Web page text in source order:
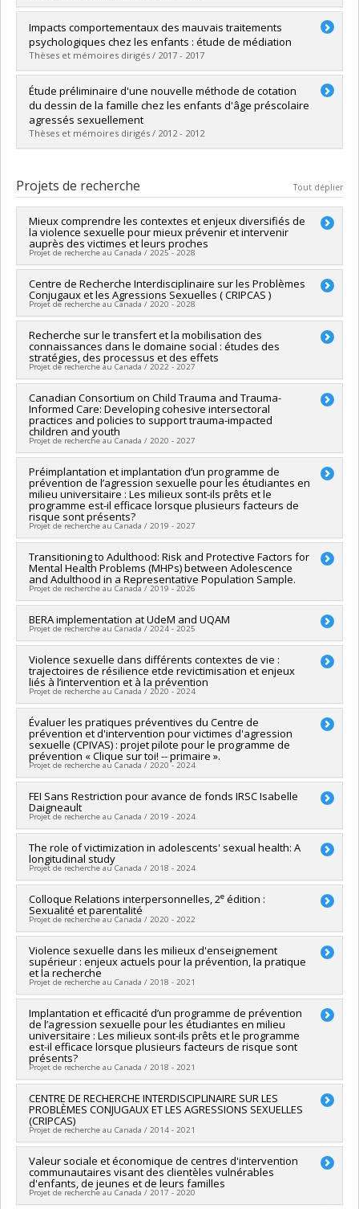
Lien vers le document dans Papyrus
Diplômé(e) :Alie Poirier, Alexane
Cycle :Doctorat
Diplôme obtenu :D. Psy.
Lien vers le document dans Papyrus
Impacts comportementaux des mauvais traitements
psychologiques chez les enfants : étude de médiation
Thèses et mémoires dirigés / 2017 - 2017
Diplômé(e) :Dupré, Marie-Pier
Cycle :Maîtrise
Diplôme obtenu :M. Sc.
Lien vers le document dans Papyrus
Étude préliminaire d'une nouvelle méthode de cotation
du dessin de la famille chez les enfants d'âge préscolaire
agressés sexuellement
Thèses et mémoires dirigés / 2012 - 2012
Cycle : Doctorat
Diplôme obtenu :D. Psy.
Lien vers le document dans Papyrus
Projets de recherche Tout déplier
Mieux comprendre les contextes et enjeux diversifiés de
la violence sexuelle pour mieux prévenir et intervenir
auprès des victimes et leurs proches
Projet de recherche au Canada / 2025 - 2028
Chercheur principal : Martine Hébert
Co-chercheurs : Isabelle Daigneault
Sources de financement :
Programmes de subvention :PVXXXXXX-(SE) Programme
Soutien aux équipes de recherche - Stade de développement
: Renouvellement
Centre de Recherche Interdisciplinaire sur les Problèmes
Conjugaux et les Agressions Sexuelles ( CRIPCAS )
Projet de recherche au Canada / 2020 - 2028
Chercheur principal :Sophie Bergeron,Mireille Cyr
Co-chercheurs : Jean-Yves Frappier,Antonio Zadra,
Daigneault,Tania Lecomte,Katherine Péloquin
Daspe,Jacinthe Dion,Delphine Collin-Vézina,Audrey
Brassard,Heather Beth Macintosh,Yvan Lussier,Geneviève
Paquette ,Nicolas Berthelot,Stéphane Sabourin,
Hébert,Monique Tardif,Catherine Bégin,Claude Bélanger
Natacha Godbout,Mylène Fernet,
,Claudia Savard,Chiaraa PIAZZESI,Marie-Pier Vaillancourt-
Morel
,Alexa Martin Alison Paradis
Noémie Carbonneau
Sources de financement :FRQSC/Fonds de recherche du
Québec - Société et culture (FQRSC)
Programmes de subvention :PV129894-(RG) Programme
Regroupements stratégiques
Recherche sur le transfert et la mobilisation des
connaissances dans le domaine social : études des
stratégies, des processus et des effets
Projet de recherche au Canada / 2022 - 2027
Chercheur principal :Christian Dagenais
Co-chercheurs :Jean-Sébastien Fallu ,Isabelle Daigneault
Geneviève Carpentier,Lara Gautier,Martin Drapeau
Ziam,Mathieu Ouimet,Maman Abra Szidzo Joyce Dogba
Johana Monthuy-Blanc,Francois Claveau,Julie Lane,Ariane
Girard,Madeleine Lefebvre,Guillaume Fontaine
Sources de financement : FRQSC/Fonds de recherche du
Québec - Société et culture (FQRSC)
Programmes de subvention :PVXXXXXX-(SE) Programme
Soutien aux équipes de recherche - Stade de développement
: Renouvellement
Canadian Consortium on Child Trauma and Trauma-
Informed Care: Developing cohesive intersectoral
practices and policies to support trauma-impacted
children and youth
Projet de recherche au Canada / 2020 - 2027
Chercheur principal : Delphine Collin-Vézina
Co-chercheurs : Denis Lafortune,Isabelle Daigneault,
Isabelle Ouellet-Morin,Steve Geoffrion
Sources de financement :
CRSH/Conseil de recherches en
sciences humaines du Canada
Programmes de subvention :PV128152-Subvention de
partenariat
Préimplantation et implantation d’un programme de
prévention de l’agression sexuelle pour les étudiantes en
milieu universitaire : Les milieux sont-ils prêts et le
programme est-il efficace lorsque plusieurs facteurs de
risque sont présents?
Projet de recherche au Canada / 2019 - 2027
Chercheur principal :Isabelle Daigneault
Co-chercheurs :Christian Dagenais,Jacinthe Dion,Marie-
Andrée Pelland, Geneviève Paquette,Martine Hébert,
Manon Bergeron,Sylvie Parent,Charlene Senn,Karine Baril
,Lise Savoie
Sources de financement :IRSC/Instituts de recherche en
santé du Canada
Programmes de subvention :PVXXXXXX-(PJT) Subvention
Projet
Transitioning to Adulthood: Risk and Protective Factors for
Mental Health Problems (MHPs) between Adolescence
and Adulthood in a Representative Population Sample.
Projet de recherche au Canada / 2019 - 2026
Chercheur principal : Marie-Claude Geoffroy
Co-chercheurs :Richard Ernest Tremblay
Isabelle Daigneault,Isabelle Ouellet-Morin
Sources de financement :IRSC/Instituts de recherche en
santé du Canada
Programmes de subvention : PVXXXXXX-(PJT) Subvention
Projet
BERA implementation at UdeM and UQAM
Projet de recherche au Canada / 2024 - 2025
Sources de financement :University of Windsor
Programmes de subvention :
Violence sexuelle dans différents contextes de vie :
trajectoires de résilience etde revictimisation et enjeux
liés à l’intervention et à la prévention
Projet de recherche au Canada / 2020 - 2024
Chercheur principal : Martine Hébert
Co-chercheurs : Isabelle Daigneault
Sources de financement :FRQSC/Fonds de recherche du
Québec - Société et culture (FQRSC)
Programmes de subvention :PVXXXXXX-(SE) Programme
Soutien aux équipes de recherche - Stade de développement
: Renouvellement
Évaluer les pratiques préventives du Centre de
prévention et d'intervention pour victimes d'agression
sexuelle (CPIVAS) : projet pilote pour le programme de
prévention « Clique sur toi! -- primaire ».
Projet de recherche au Canada / 2020 - 2024
Chercheur principal :Isabelle Daigneault
Co-chercheurs :
Martine Hébert
Sources de financement :
Programmes de subvention :PVXXXXXX-Subvention
d'engagement partenarial
FEI Sans Restriction pour avance de fonds IRSC Isabelle
Daigneault
Projet de recherche au Canada / 2019 - 2024
Chercheur principal :Isabelle Daigneault
Sources de financement :Université de Montréal
Programmes de subvention :
The role of victimization in adolescents' sexual health: A
longitudinal study
Projet de recherche au Canada / 2018 - 2024
Chercheur principal :Sophie Bergeron
Co-chercheurs :Isabelle Daigneault
Steben
Sources de financement :IRSC/Instituts de recherche en
santé du Canada
Programmes de subvention : PVXXXXXX-(PJT) Subvention
Projet
Colloque Relations interpersonnelles, 2e édition :
Sexualité et parentalité
Projet de recherche au Canada / 2020 - 2022
Chercheur principal :Mireille Cyr
Co-chercheurs :Isabelle Daigneault,Jacinthe Dion,Audrey
Brassard,Natacha Godbout, Marie-Pier Vaillancourt-Morel
Alison Paradis
Sources de financement :CRSH/Conseil de recherches en
sciences humaines du Canada
Programmes de subvention :PV152160-Subvention
Connexion
Violence sexuelle dans les milieux d'enseignement
supérieur : enjeux actuels pour la prévention, la pratique
et la recherche
Projet de recherche au Canada / 2018 - 2021
Chercheur principal :Manon Bergeron
Co-chercheurs : Isabelle Daigneault
Sources de financement :CRSH/Conseil de recherches en
sciences humaines du Canada
Programmes de subvention : PV128152-Subvention de
partenariat
Implantation et efficacité d’un programme de prévention
de l’agression sexuelle pour les étudiantes en milieu
universitaire : Les milieux sont-ils prêts et le programme
est-il efficace lorsque plusieurs facteurs de risque sont
présents?
Projet de recherche au Canada / 2018 - 2021
Chercheur principal :Isabelle Daigneault
Co-chercheurs :Christian Dagenais,Jacinthe Dion,
Geneviève Paquette,Martine Hébert
Charlene Senn,Karine Baril
Sources de financement :IRSC/Instituts de recherche en
santé du Canada
Programmes de subvention :PVXXXXXX-(PJT) Subvention
Projet
CENTRE DE RECHERCHE INTERDISCIPLINAIRE SUR LES
PROBLÈMES CONJUGAUX ET LES AGRESSIONS SEXUELLES
(CRIPCAS)
Projet de recherche au Canada / 2014 - 2021
Chercheur principal :Mireille Cyr
Co-chercheurs :Jean-Yves Frappier,Antonio Zadra
Bergeron,Isabelle Daigneault,Tania Lecomte
Bernard-Bonnin,Claire Allard-Dansereau,Katherine
Valeur sociale et économique de centres d'intervention
communautaires visant des clientèles vulnérables
d'enfants, de jeunes et de leurs familles
Projet de recherche au Canada / 2017 - 2020